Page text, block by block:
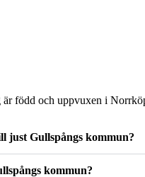
född och uppvuxen i
just Gullspångs kommun?
kommun?